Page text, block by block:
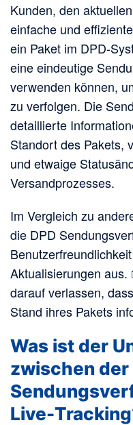
Kunden, den
einfache und
ein Paket im DPD-
eine eindeutige
verwenden können,
zu verfolgen. Die
detaillierte
Standort des Pakets,
und etwaige
Versandprozesses.
Im Vergleich zu
die DPD
Aktualisierungen
darauf verlassen,
Stand ihres Pakets
Was ist der
zwischen der
Live-